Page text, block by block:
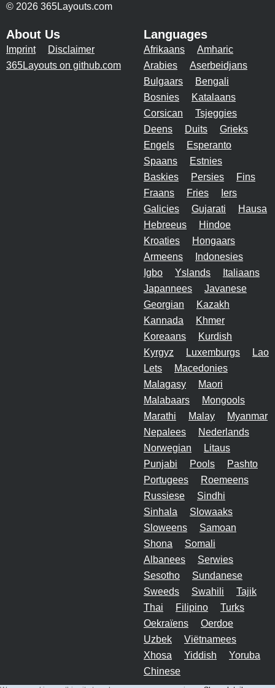
© 2026 365Layouts.com
About Us
Imprint
Disclaimer
365Layouts on github.com
Languages
Afrikaans
Amharic
Arabies
Aserbeidjans
Bulgaars
Bengali
Bosnies
Katalaans
Corsican
Tsjeggies
Deens
Duits
Grieks
Engels
Esperanto
Spaans
Estnies
Baskies
Persies
Fins
Fraans
Fries
Iers
Galicies
Gujarati
Hausa
Hebreeus
Hindoe
Kroaties
Hongaars
Armeens
Indonesies
Igbo
Yslands
Italiaans
Japannees
Javanese
Georgian
Kazakh
Kannada
Khmer
Koreaans
Kurdish
Kyrgyz
Luxemburgs
Lao
Lets
Macedonies
Malagasy
Maori
Malabaars
Mongools
Marathi
Malay
Myanmar
Nepalees
Nederlands
Norwegian
Litaus
Punjabi
Pools
Pashto
Portugees
Roemeens
Russiese
Sindhi
Sinhala
Slowaaks
Sloweens
Samoan
Shona
Somali
Albanees
Serwies
Sesotho
Sundanese
Sweeds
Swahili
Tajik
Thai
Filipino
Turks
Oekraïens
Oerdoe
Uzbek
Viëtnamees
Xhosa
Yiddish
Yoruba
Chinese